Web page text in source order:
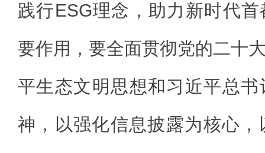
践行ESG理念，助力新时代
要作用，要全面贯彻党的二十
平生态文明思想和习近平总
神，以强化信息披露为核心